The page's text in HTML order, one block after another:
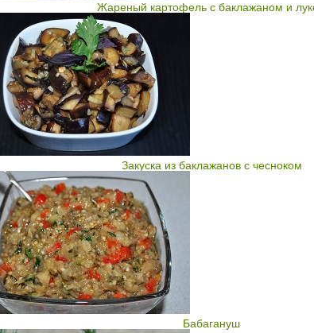
Жареный картофель с баклажаном и
Закуска из баклажанов с чесноком
Бабагануш